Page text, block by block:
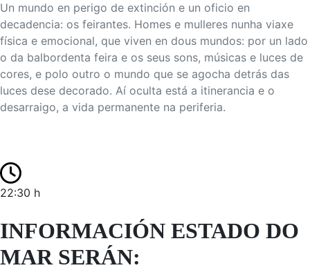
Un mundo en perigo de extinción e un oficio en
decadencia: os feirantes. Homes e mulleres nunha viaxe
física e emocional, que viven en dous mundos: por un lado
o da balbordenta feira e os seus sons, músicas e luces de
cores, e polo outro o mundo que se agocha detrás das
luces dese decorado. Aí oculta está a itinerancia e o
desarraigo, a vida permanente na periferia.
22:30 h
INFORMACIÓN ESTADO DO
MAR SERÁN: